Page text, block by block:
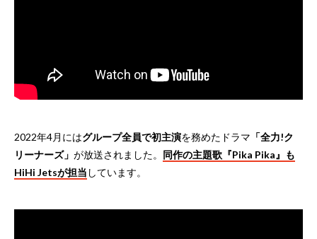
2022年4月にはグループ全員で初主演を務めたドラマ 「全力!ク
リーナーズ」 が放送されました。 同作の主題歌『Pika Pika』も
HiHi Jetsが担当 しています。